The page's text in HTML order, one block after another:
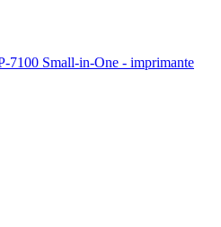
7100 Small-in-One - imprimante